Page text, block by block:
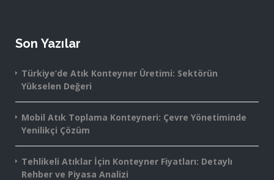
Son Yazılar
Türkiye’de Atık Konteyner Üretimi: Sektörün
Yükselen Değeri
Mobil Atık Toplama Konteyneri: Çevre Yönetiminde
Yenilikçi Çözüm
Tehlikeli Atıklar İçin Konteyner Fiyatları: Detaylı
Rehber ve Piyasa Analizi